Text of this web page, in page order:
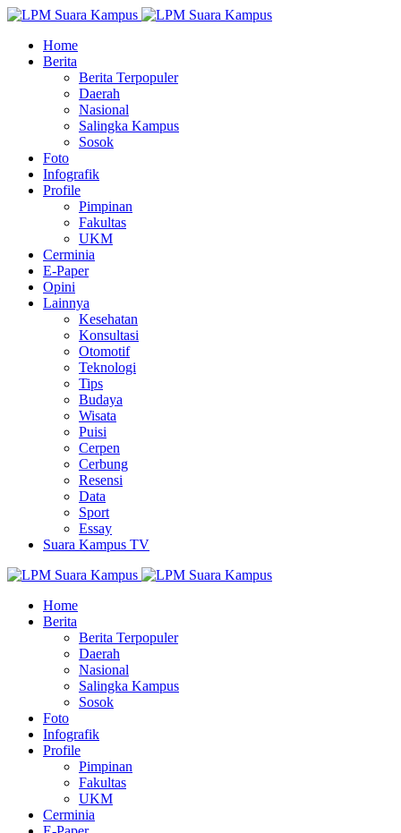
Home
Berita
Berita Terpopuler
Daerah
Nasional
Salingka Kampus
Sosok
Foto
Infografik
Profile
Pimpinan
Fakultas
UKM
Cerminia
E-Paper
Opini
Lainnya
Kesehatan
Konsultasi
Otomotif
Teknologi
Tips
Budaya
Wisata
Puisi
Cerpen
Cerbung
Resensi
Data
Sport
Essay
Suara Kampus TV
Home
Berita
Berita Terpopuler
Daerah
Nasional
Salingka Kampus
Sosok
Foto
Infografik
Profile
Pimpinan
Fakultas
UKM
Cerminia